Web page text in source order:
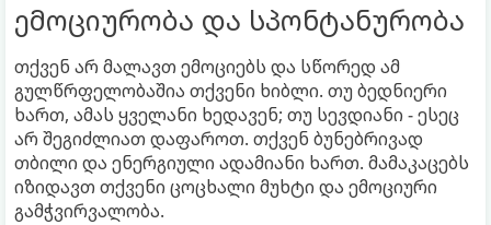
ემოციურობა და სპონტანურობა
თქვენ არ მალავთ ემოციებს და სწორედ ამ
გულწრფელობაშია თქვენი ხიბლი. თუ ბედნიერი
ხართ, ამას ყველანი ხედავენ; თუ სევდიანი - ესეც
არ შეგიძლიათ დაფაროთ. თქვენ ბუნებრივად
თბილი და ენერგიული ადამიანი ხართ. მამაკაცებს
იზიდავთ თქვენი ცოცხალი მუხტი და ემოციური
გამჭვირვალობა.